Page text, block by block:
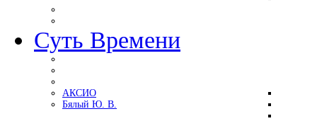
Суть Времени
АКСИО
Бялый Ю. В.